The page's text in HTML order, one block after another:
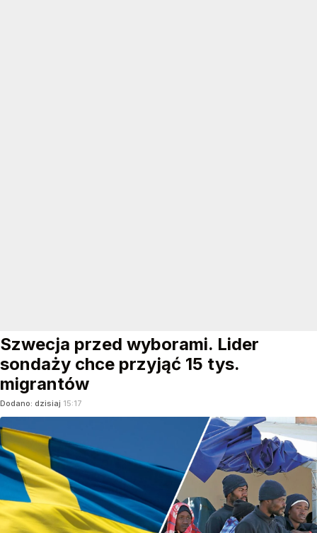
Szwecja przed wyborami. Lider
sondaży chce przyjąć 15 tys.
migrantów
Dodano: dzisiaj 15:17